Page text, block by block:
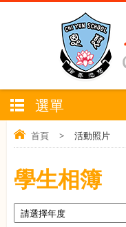
選單
首頁 > 活動照片
學生相簿